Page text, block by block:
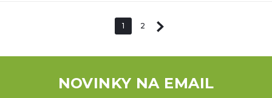
1 2
NOVINKY NA EMAIL